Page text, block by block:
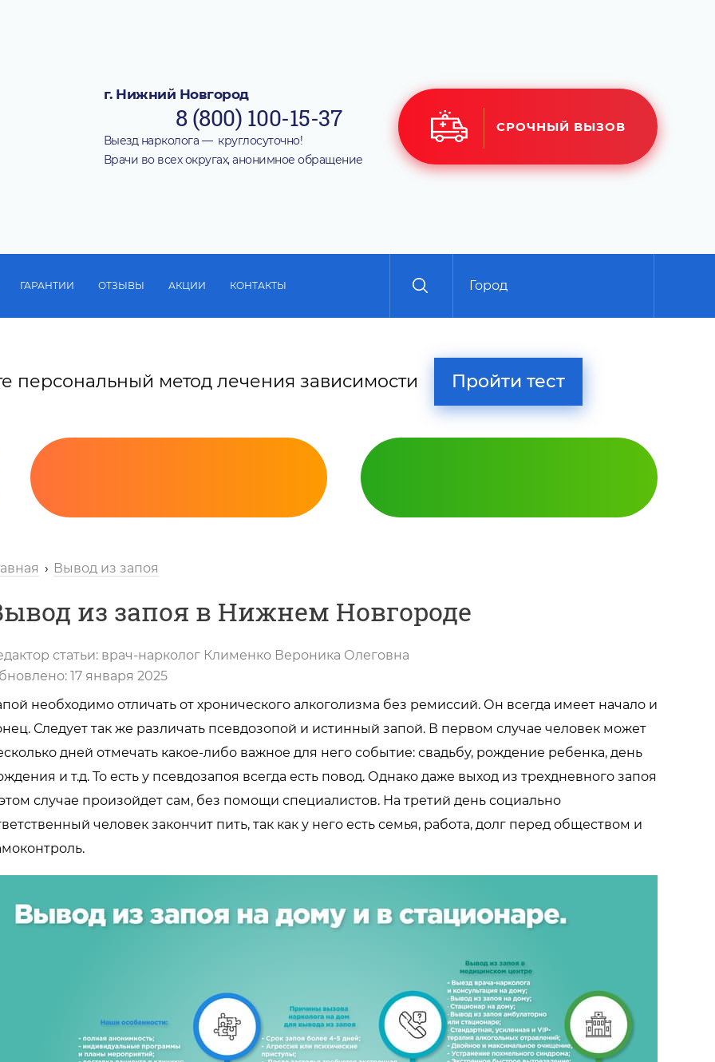
г. Нижний Новгород
8 (800) 100-15-37
Выезд нарколога — круглосуточно!
Врачи во всех округах, анонимное обращение
СРОЧНЫЙ ВЫЗОВ
ГАРАНТИИ ОТЗЫВЫ АКЦИИ КОНТАКТЫ Город
персональный метод лечения зависимости Пройти тест
Вызов нарколога
Вывод из запоя
из запоя в Нижнем Новгороде
статьи: врач-нарколог Клименко Вероника Олеговна
17 января 2025
необходимо отличать от хронического алкоголизма без ремиссий. Он всегда имеет начало и
Следует так же различать псевдозопой и истинный запой. В первом случае человек может
дней отмечать какое-либо важное для него событие: свадьбу, рождение ребенка, день
и т.д. То есть у псевдозапоя всегда есть повод. Однако даже выход из трехдневного запоя
случае произойдет сам, без помощи специалистов. На третий день социально
человек закончит пить, так как у него есть семья, работа, долг перед обществом и